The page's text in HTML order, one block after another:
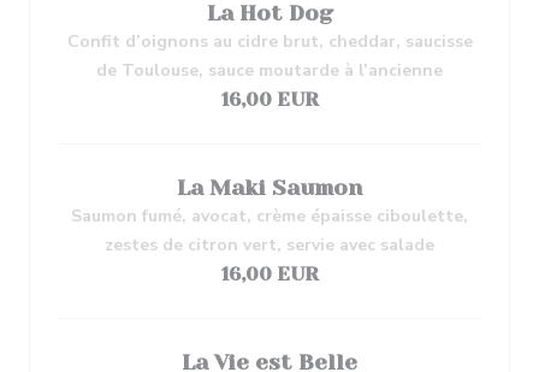
La Hot Dog
Confit d’oignons au cidre brut, cheddar, saucisse
de Toulouse, sauce moutarde à l’ancienne
16,00 EUR
La Maki Saumon
Saumon fumé, avocat, crème épaisse ciboulette,
zestes de citron vert, servie avec salade
16,00 EUR
La Vie est Belle